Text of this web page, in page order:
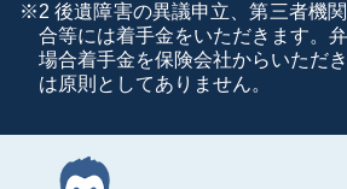
※2 後遺障害の異議申立、第三者機関や訴訟に移行した場
合等には着手金をいただきます。
場合着手金を保険会社からいただ
は原則としてありません。